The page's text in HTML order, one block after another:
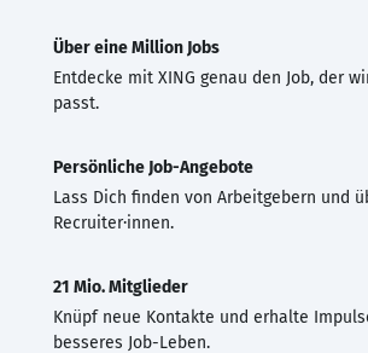
Über eine Million Jobs
Entdecke mit XING genau den Job, der
passt.
Persönliche Job-Angebote
Lass Dich finden von Arbeitgebern und
Recruiter·innen.
21 Mio. Mitglieder
Knüpf neue Kontakte und erhalte
besseres Job-Leben.